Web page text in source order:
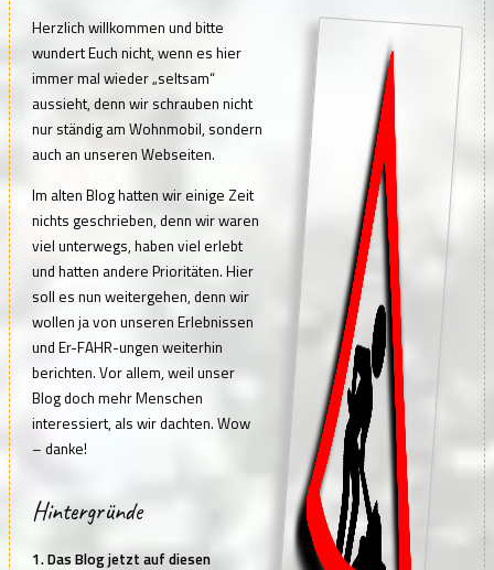
Herzlich willkommen und bitte
wundert Euch nicht, wenn es hier
immer mal wieder „seltsam“
aussieht, denn wir schrauben nicht
nur ständig am Wohnmobil, sondern
auch an unseren Webseiten.
Im alten Blog hatten wir einige Zeit
nichts geschrieben, denn wir waren
viel unterwegs, haben viel erlebt
und hatten andere Prioritäten. Hier
soll es nun weitergehen, denn wir
wollen ja von unseren Erlebnissen
und Er-FAHR-ungen weiterhin
berichten. Vor allem, weil unser
Blog doch mehr Menschen
interessiert, als wir dachten. Wow
– danke!
Hintergründe
1. Das Blog jetzt auf diesen